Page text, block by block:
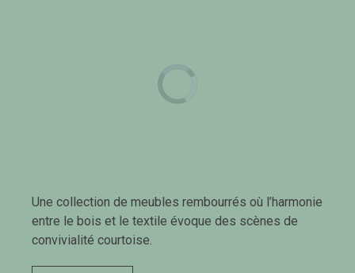
Une collection de meubles rembourrés où l’harmonie
entre le bois et le textile évoque des scènes de
convivialité courtoise.